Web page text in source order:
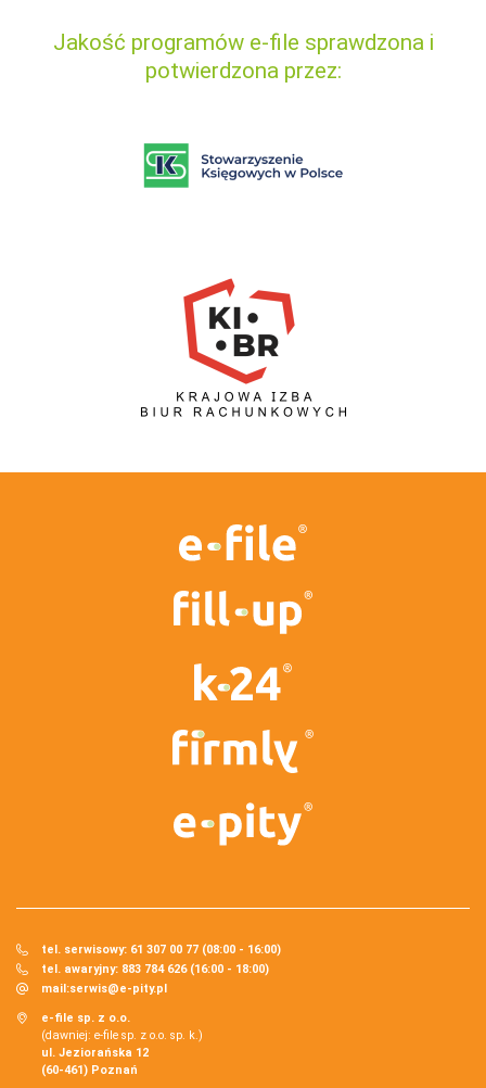
Jakość programów e-file sprawdzona i
potwierdzona przez:
tel. serwisowy: 61 307 00 77 (08:00 - 16:00)
tel. awaryjny: 883 784 626 (16:00 - 18:00)
mail:serwis@e-pity.pl
e-file sp. z o.o.
(dawniej: e-file sp. z o.o. sp. k.)
ul. Jeziorańska 12
(60-461) Poznań